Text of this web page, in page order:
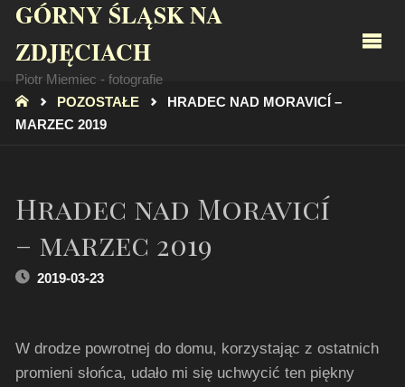
GÓRNY ŚLĄSK NA
ZDJĘCIACH
Piotr Miemiec - fotografie
STRONA
GŁÓWNA
POZOSTAŁE
HRADEC NAD MORAVICÍ –
MARZEC 2019
Hradec nad Moravicí
– marzec 2019
2019-03-23
W drodze powrotnej do domu, korzystając z ostatnich
promieni słońca, udało mi się uchwycić ten piękny